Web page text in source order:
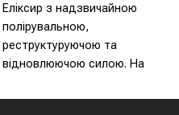
Еліксир з надзвичайною
полірувальною,
реструктуруючою та
відновлюючою силою. На
олії та трьох видів троянд